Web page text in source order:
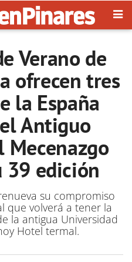
Verano de
ofrecen tres
la España
Antiguo
Mecenazgo
39 edición
su compromiso
que volverá a tener la
la antigua Universidad
Hotel termal.